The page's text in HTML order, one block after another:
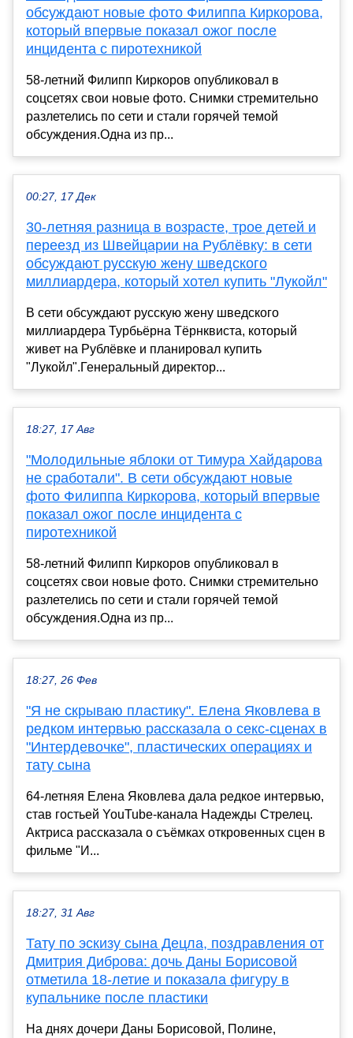
обсуждают новые фото Филиппа Киркорова,
который впервые показал ожог после
инцидента с пиротехникой
58-летний Филипп Киркоров опубликовал в
соцсетях свои новые фото. Снимки стремительно
разлетелись по сети и стали горячей темой
обсуждения.Одна из пр...
00:27, 17 Дек
30-летняя разница в возрасте, трое детей и
переезд из Швейцарии на Рублёвку: в сети
обсуждают русскую жену шведского
миллиардера, который хотел купить "Лукойл"
В сети обсуждают русскую жену шведского
миллиардера Турбьёрна Тёрнквиста, который
живет на Рублёвке и планировал купить
"Лукойл".Генеральный директор...
18:27, 17 Авг
"Молодильные яблоки от Тимура Хайдарова
не сработали". В сети обсуждают новые
фото Филиппа Киркорова, который впервые
показал ожог после инцидента с
пиротехникой
58-летний Филипп Киркоров опубликовал в
соцсетях свои новые фото. Снимки стремительно
разлетелись по сети и стали горячей темой
обсуждения.Одна из пр...
18:27, 26 Фев
"Я не скрываю пластику". Елена Яковлева в
редком интервью рассказала о секс-сценах в
"Интердевочке", пластических операциях и
тату сына
64-летняя Елена Яковлева дала редкое интервью,
став гостьей YouTube-канала Надежды Стрелец.
Актриса рассказала о съёмках откровенных сцен в
фильме "И...
18:27, 31 Авг
Тату по эскизу сына Децла, поздравления от
Дмитрия Диброва: дочь Даны Борисовой
отметила 18-летие и показала фигуру в
купальнике после пластики
На днях дочери Даны Борисовой, Полине,